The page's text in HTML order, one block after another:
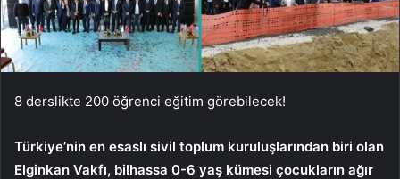
8 derslikte 200 öğrenci eğitim görebilecek!
Türkiye’nin en esaslı sivil toplum kuruluşlarından biri olan
Elginkan Vakfı, bilhassa 0-6 yaş kümesi çocukların ağır